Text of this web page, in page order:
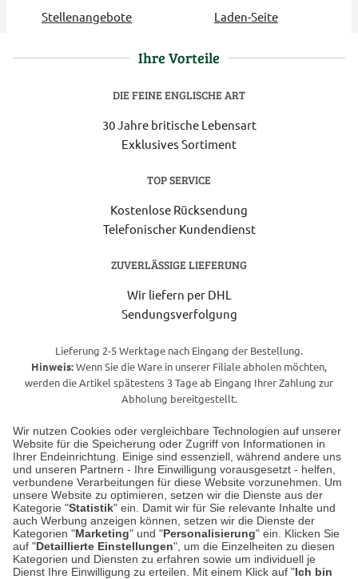
Wir nutzen Cookies oder vergleichbare Technologien auf unserer
Website für die Speicherung oder Zugriff von Informationen in
Ihrer Endeinrichtung. Einige sind essenziell, während andere uns
und unseren Partnern - Ihre Einwilligung vorausgesetzt - helfen,
verbundene Verarbeitungen für diese Website vorzunehmen. Um
unsere Website zu optimieren, setzen wir die Dienste aus der
Kategorie "Statistik" ein. Damit wir für Sie relevante Inhalte und
auch Werbung anzeigen können, setzen wir die Dienste der
Kategorien "Marketing" und "Personalisierung" ein. Klicken Sie
auf "Detaillierte Einstellungen", um die Einzelheiten zu diesen
Kategorien und Diensten zu erfahren sowie um individuell je
Dienst Ihre Einwilligung zu erteilen. Mit einem Klick auf "Ich bin
Stellenangebote
Laden-Seite
Ihre Vorteile
DIE FEINE ENGLISCHE ART
30 Jahre britische Lebensart
Exklusives Sortiment
TOP SERVICE
Kostenlose Rücksendung
Telefonischer Kundendienst
ZUVERLÄSSIGE LIEFERUNG
Wir liefern per DHL
Sendungsverfolgung
Lieferung 2-5 Werktage nach Eingang der Bestellung.
Hinweis:Wenn Sie die Ware in unserer Filiale abholen möchten,
werden die Artikel spätestens 3 Tage ab Eingang Ihrer Zahlung zur
Abholung bereitgestellt.
Unser Geschäft in Meckenheim
Auf dem Steinbüchel 6
53340 Meckenheim
Montag bis Samstag 9:00 Uhr bis 18:00 Uhr
weitere Information